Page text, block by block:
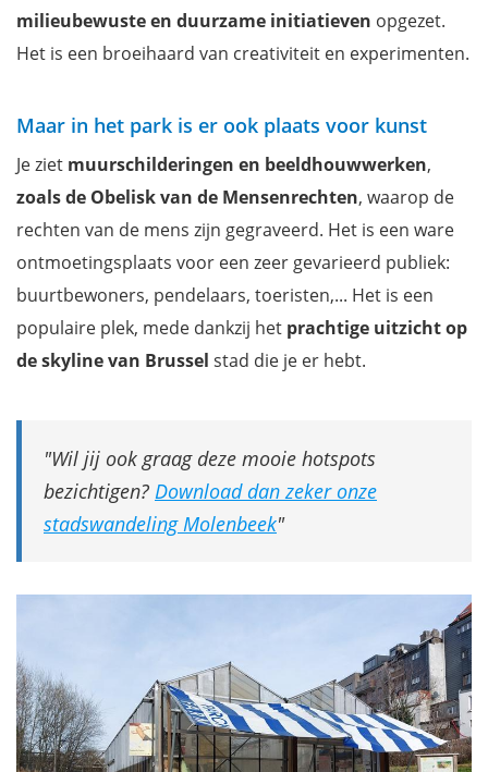
milieubewuste en duurzame initiatieven opgezet.
Het is een broeihaard van creativiteit en experimenten.
Maar in het park is er ook plaats voor kunst
Je ziet muurschilderingen en beeldhouwwerken,
zoals de Obelisk van de Mensenrechten, waarop de
rechten van de mens zijn gegraveerd. Het is een ware
ontmoetingsplaats voor een zeer gevarieerd publiek:
buurtbewoners, pendelaars, toeristen,... Het is een
populaire plek, mede dankzij het prachtige uitzicht op
de skyline van Brussel stad die je er hebt.
Wil jij ook graag deze mooie hotspots
bezichtigen? Download dan zeker onze
stadswandeling Molenbeek